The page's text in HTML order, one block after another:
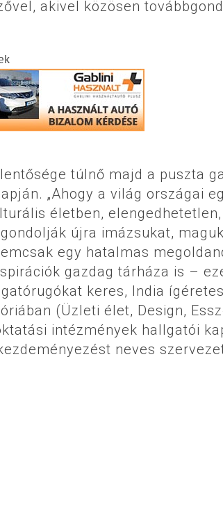
akivel közösen
túlnő majd a puszta
„Ahogy a világ országai
életben,
újra imázsukat,
egy hatalmas
gazdag tárháza is –
keres, India
(Üzleti élet, Design,
intézmények hallgatói
neves